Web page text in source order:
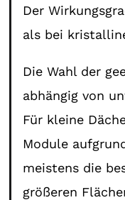
Der
als bei
Die Wahl der
abhängig von
Für kleine
Module
meistens die
größeren